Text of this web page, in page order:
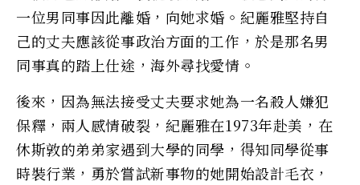
一位男同事因此離婚，向她求婚。紀麗雅堅持自
己的丈夫應該從事政治方面的工作，於是那名男
同事真的踏上仕途，海外尋找愛情。
後來，因為無法接受丈夫要求她為一名殺人嫌犯
保釋，兩人感情破裂，紀麗雅在1973年赴美，在
休斯敦的弟弟家遇到大學的同學，得知同學從事
時裝行業，勇於嘗試新事物的她開始設計毛衣，